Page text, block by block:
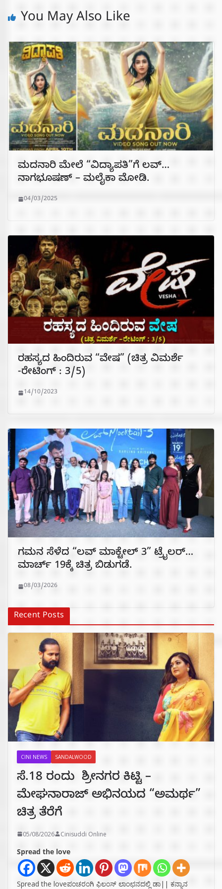
You May Also Like
ಮದನಾರಿ ಮೇಲೆ “ವಿದ್ಯಾಪತಿ”ಗೆ ಲವ್…
ನಾಗಭೂಷಣ್ – ಮಲೈಕಾ ಮೋಡಿ.
04/03/2025
ರಹಸ್ಯದ ಹಿಂದಿರುವ “ವೇಷ” (ಚಿತ್ರ ವಿಮರ್ಶೆ
-ರೇಟಿಂಗ್ : 3/5)
14/10/2023
ಗಮನ ಸೆಳೆದ “ಲವ್‌ ಮಾಕ್ಟೇಲ್ 3” ಟ್ರೈಲರ್…
ಮಾರ್ಚ್ 19ಕ್ಕೆ ಚಿತ್ರ ಬಿಡುಗಡೆ.
08/03/2026
Recent Posts
CINI NEWS SANDALWOOD
ಸೆ.18 ರಂದು ಶ್ರೀನಗರ ಕಿಟ್ಟಿ –
ಮೇಘನಾರಾಜ್ ಅಭಿನಯದ “ಅಮರ್ಥ”
ಚಿತ್ರ ತೆರೆಗೆ
05/08/2026 Cinisuddi Online
Spread the love
Spread the loveಪಂಚರಂಗಿ ಫಿಲಂಸ್ ಲಾಂಛನದಲ್ಲಿ ಡಾ|| ಕನ್ಯಾನ